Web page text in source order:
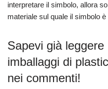
interpretare il simbolo, allora
materiale sul quale il simbolo è
Sapevi già
imballaggi di
nei commenti!